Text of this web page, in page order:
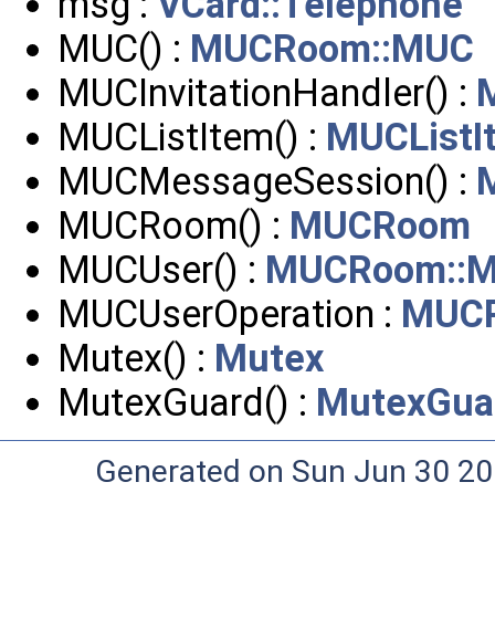
MUC() : MUCRoom::MUC
MUCInvitationHandler() :
MUCListItem() :
MUCMessageSession() :
MUCRoom() : MUCRoom
MUCUser() :
MUCUserOperation :
Mutex() : Mutex
MutexGuard() :
Generated on Sun Jun 30